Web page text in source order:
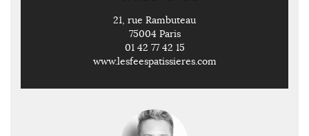
21, rue Rambuteau
75004 Paris
01 42 77 42 15
www.lesfeespatissieres.com